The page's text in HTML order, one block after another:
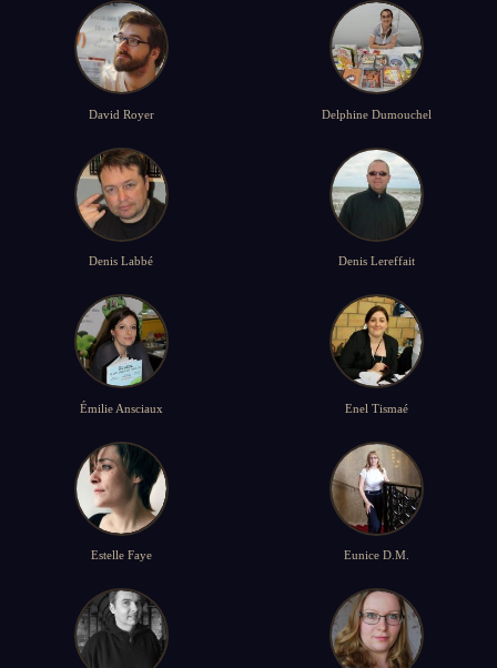
David Royer Delphine Dumouchel
Denis Labbé Denis Lereffait
Émilie Ansciaux Enel Tismaé
Estelle Faye Eunice D.M.